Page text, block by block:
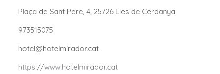
Plaça de Sant Pere, 4, 25726 Lles de Cerdanya
973515075
hotel@hotelmirador.cat
https://www.hotelmirador.cat